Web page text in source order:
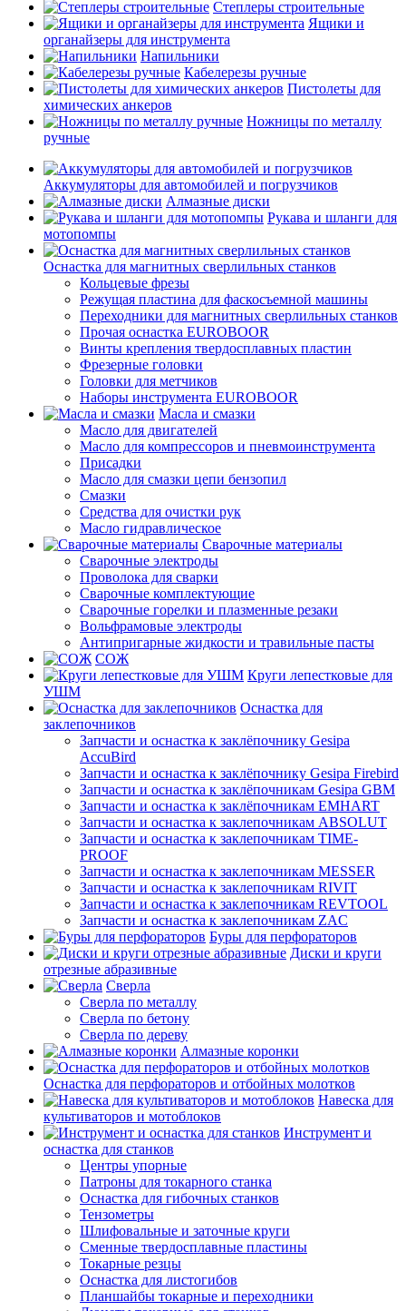
Степлеры строительные
Ящики и
органайзеры для инструмента
Напильники
Кабелерезы ручные
Пистолеты для
химических анкеров
Ножницы по металлу
ручные
Аккумуляторы для автомобилей и погрузчиков
Алмазные диски
Рукава и шланги для
мотопомпы
Оснастка для магнитных сверлильных станков
Кольцевые фрезы
Режущая пластина для фаскосъемной машины
Переходники для магнитных сверлильных станков
Прочая оснастка EUROBOOR
Винты крепления твердосплавных пластин
Фрезерные головки
Головки для метчиков
Наборы инструмента EUROBOOR
Масла и смазки
Масло для двигателей
Масло для компрессоров и пневмоинструмента
Присадки
Масло для смазки цепи бензопил
Смазки
Средства для очистки рук
Масло гидравлическое
Сварочные материалы
Сварочные электроды
Проволока для сварки
Сварочные комплектующие
Сварочные горелки и плазменные резаки
Вольфрамовые электроды
Антипригарные жидкости и травильные пасты
СОЖ
Круги лепестковые для
УШМ
Оснастка для
заклепочников
Запчасти и оснастка к заклёпочнику Gesipa
AccuBird
Запчасти и оснастка к заклёпочнику Gesipa Firebird
Запчасти и оснастка к заклёпочникам Gesipa GBM
Запчасти и оснастка к заклёпочникам EMHART
Запчасти и оснастка к заклепочникам ABSOLUT
Запчасти и оснастка к заклепочникам TIME-
PROOF
Запчасти и оснастка к заклепочникам MESSER
Запчасти и оснастка к заклепочникам RIVIT
Запчасти и оснастка к заклепочникам REVTOOL
Запчасти и оснастка к заклепочникам ZAC
Буры для перфораторов
Диски и круги
отрезные абразивные
Сверла
Сверла по металлу
Сверла по бетону
Сверла по дереву
Алмазные коронки
Оснастка для перфораторов и отбойных молотков
Навеска для
культиваторов и мотоблоков
Инструмент и
оснастка для станков
Центры упорные
Патроны для токарного станка
Оснастка для гибочных станков
Тензометры
Шлифовальные и заточные круги
Сменные твердосплавные пластины
Токарные резцы
Оснастка для листогибов
Планшайбы токарные и переходники